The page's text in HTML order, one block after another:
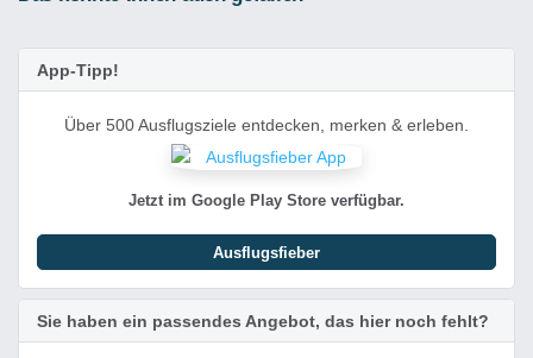
App-Tipp!
Über 500 Ausflugsziele entdecken, merken & erleben.
Jetzt im Google Play Store verfügbar.
Ausflugsfieber
Sie haben ein passendes Angebot, das hier noch fehlt?